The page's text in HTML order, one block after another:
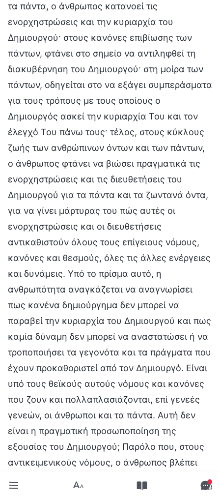
τα πάντα, ο άνθρωπος κατανοεί τις
ενορχηστρώσεις και την κυριαρχία του
Δημιουργού· στους κανόνες επιβίωσης των
πάντων, φτάνει στο σημείο να αντιληφθεί τη
διακυβέρνηση του Δημιουργού· στη μοίρα των
πάντων, οδηγείται στο να εξάγει συμπεράσματα
για τους τρόπους με τους οποίους ο
Δημιουργός ασκεί την κυριαρχία Του και τον
έλεγχό Του πάνω τους· τέλος, στους κύκλους
ζωής των ανθρώπινων όντων και των πάντων,
ο άνθρωπος φτάνει να βιώσει πραγματικά τις
ενορχηστρώσεις και τις διευθετήσεις του
Δημιουργού για τα πάντα και τα ζωντανά όντα,
για να γίνει μάρτυρας του πώς αυτές οι
ενορχηστρώσεις και οι διευθετήσεις
αντικαθιστούν όλους τους επίγειους νόμους,
κανόνες και θεσμούς, όλες τις άλλες ενέργειες
και δυνάμεις. Υπό το πρίσμα αυτό, η
ανθρωπότητα αναγκάζεται να αναγνωρίσει
πως κανένα δημιούργημα δεν μπορεί να
παραβεί την κυριαρχία του Δημιουργού και πως
καμία δύναμη δεν μπορεί να αναστατώσει ή να
τροποποιήσει τα γεγονότα και τα πράγματα που
έχουν προκαθοριστεί από τον Δημιουργό. Είναι
υπό τους θεϊκούς αυτούς νόμους και κανόνες
που ζουν και πολλαπλασιάζονται, επί γενεές
γενεών, οι άνθρωποι και τα πάντα. Αυτή δεν
είναι η πραγματική προσωποποίηση της
εξουσίας του Δημιουργού; Παρόλο που, στους
αντικειμενικούς νόμους, ο άνθρωπος βλέπει
για όλα τα γεγονότα και τα πάντα, πόσοι